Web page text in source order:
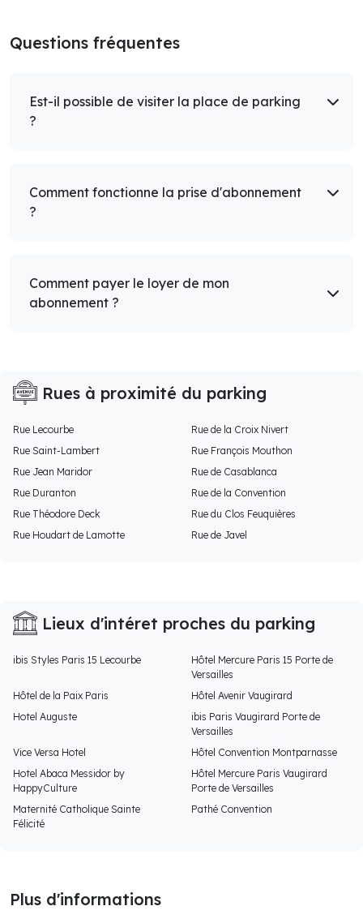
Questions fréquentes
Est-il possible de visiter la place de parking
?
Comment fonctionne la prise d'abonnement
?
Comment payer le loyer de mon
abonnement ?
Rues à proximité du parking
Rue Lecourbe
Rue de la Croix Nivert
Rue Saint-Lambert
Rue François Mouthon
Rue Jean Maridor
Rue de Casablanca
Rue Duranton
Rue de la Convention
Rue Théodore Deck
Rue du Clos Feuquières
Rue Houdart de Lamotte
Rue de Javel
Lieux d'intéret proches du parking
ibis Styles Paris 15 Lecourbe
Hôtel Mercure Paris 15 Porte de
Versailles
Hôtel de la Paix Paris
Hôtel Avenir Vaugirard
Hotel Auguste
ibis Paris Vaugirard Porte de
Versailles
Vice Versa Hotel
Hôtel Convention Montparnasse
Hotel Abaca Messidor by
HappyCulture
Hôtel Mercure Paris Vaugirard
Porte de Versailles
Maternité Catholique Sainte
Félicité
Pathé Convention
Plus d'informations